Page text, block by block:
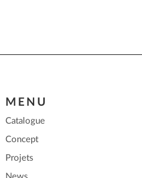
MENU
Catalogue
Concept
Projets